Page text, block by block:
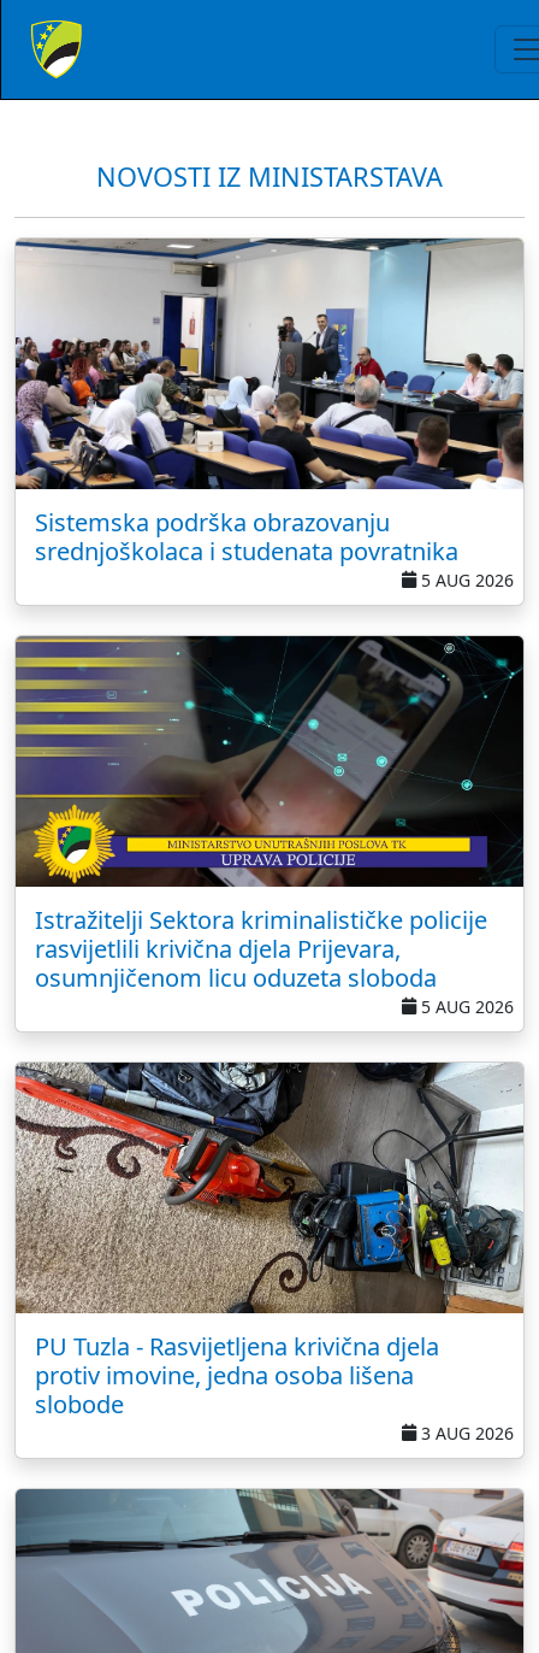
NOVOSTI IZ MINISTARSTAVA
Sistemska podrška obrazovanju
srednjoškolaca i studenata povratnika
5 AUG 2026
Istražitelji Sektora kriminalističke policije
rasvijetlili krivična djela Prijevara,
osumnjičenom licu oduzeta sloboda
5 AUG 2026
PU Tuzla - Rasvijetljena krivična djela
protiv imovine, jedna osoba lišena
slobode
3 AUG 2026